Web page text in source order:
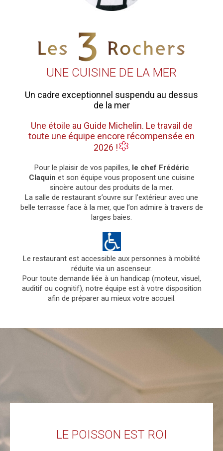
UNE CUISINE DE LA MER
Un cadre exceptionnel suspendu au dessus
de la mer
Une étoile au Guide Michelin. Le travail de
toute une équipe encore récompensée en
2026 !
Pour le plaisir de vos papilles, le chef Frédéric
Claquin et son équipe vous proposent une cuisine
sincère autour des produits de la mer.
La salle de restaurant s’ouvre sur l’extérieur avec une
belle terrasse face à la mer, que l’on admire à travers de
larges baies.
Le restaurant est accessible aux personnes à mobilité
réduite via un ascenseur.
Pour toute demande liée à un handicap (moteur, visuel,
auditif ou cognitif), notre équipe est à votre disposition
afin de préparer au mieux votre accueil.
LE POISSON EST ROI